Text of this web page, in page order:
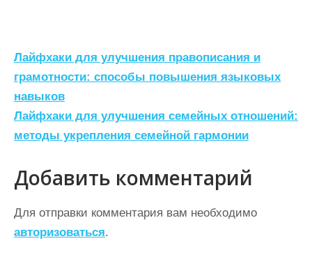
Н
а
в
и
а
ц
и
я
Лайфхаки для улучшения правописания и
грамотности: способы повышения языковых
навыков
Лайфхаки для улучшения семейных отношений:
методы укрепления семейной гармонии
Добавить комментарий
Для отправки комментария вам необходимо
авторизоваться.